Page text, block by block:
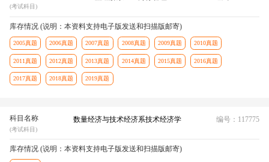
(考试科目)
库存情况 (说明：本资料支持电子版发送和扫描版邮寄)
2005真题 2006真题 2007真题 2008真题 2009真题 2010真题
2011真题 2012真题 2013真题 2014真题 2015真题 2016真题
2017真题 2018真题 2019真题
科目名称
(考试科目)
数量经济与技术经济系技术经济学 编号：117775
库存情况 (说明：本资料支持电子版发送和扫描版邮寄)